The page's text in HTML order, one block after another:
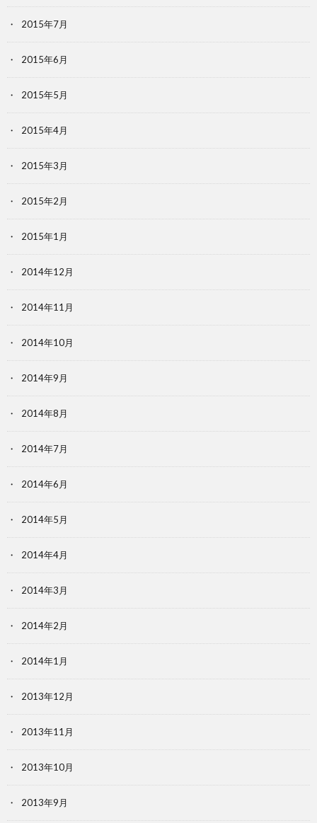
2015年7月
2015年6月
2015年5月
2015年4月
2015年3月
2015年2月
2015年1月
2014年12月
2014年11月
2014年10月
2014年9月
2014年8月
2014年7月
2014年6月
2014年5月
2014年4月
2014年3月
2014年2月
2014年1月
2013年12月
2013年11月
2013年10月
2013年9月